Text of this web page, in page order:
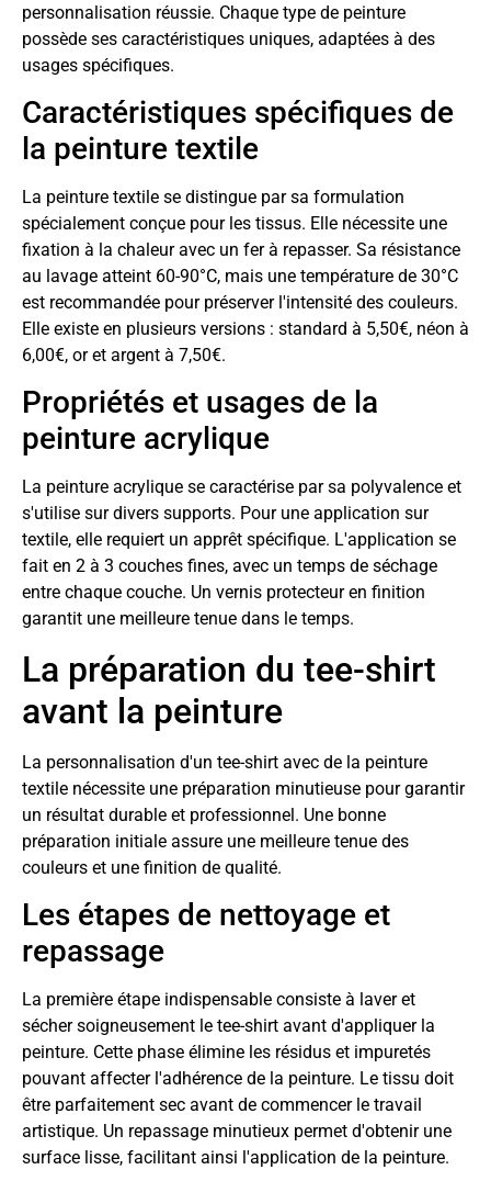
personnalisation réussie. Chaque type de peinture
possède ses caractéristiques uniques, adaptées à des
usages spécifiques.
Caractéristiques spécifiques de
la peinture textile
La peinture textile se distingue par sa formulation
spécialement conçue pour les tissus. Elle nécessite une
fixation à la chaleur avec un fer à repasser. Sa résistance
au lavage atteint 60-90°C, mais une température de 30°C
est recommandée pour préserver l'intensité des couleurs.
Elle existe en plusieurs versions : standard à 5,50€, néon à
6,00€, or et argent à 7,50€.
Propriétés et usages de la
peinture acrylique
La peinture acrylique se caractérise par sa polyvalence et
s'utilise sur divers supports. Pour une application sur
textile, elle requiert un apprêt spécifique. L'application se
fait en 2 à 3 couches fines, avec un temps de séchage
entre chaque couche. Un vernis protecteur en finition
garantit une meilleure tenue dans le temps.
La préparation du tee-shirt
avant la peinture
La personnalisation d'un tee-shirt avec de la peinture
textile nécessite une préparation minutieuse pour garantir
un résultat durable et professionnel. Une bonne
préparation initiale assure une meilleure tenue des
couleurs et une finition de qualité.
Les étapes de nettoyage et
repassage
La première étape indispensable consiste à laver et
sécher soigneusement le tee-shirt avant d'appliquer la
peinture. Cette phase élimine les résidus et impuretés
pouvant affecter l'adhérence de la peinture. Le tissu doit
être parfaitement sec avant de commencer le travail
artistique. Un repassage minutieux permet d'obtenir une
surface lisse, facilitant ainsi l'application de la peinture.